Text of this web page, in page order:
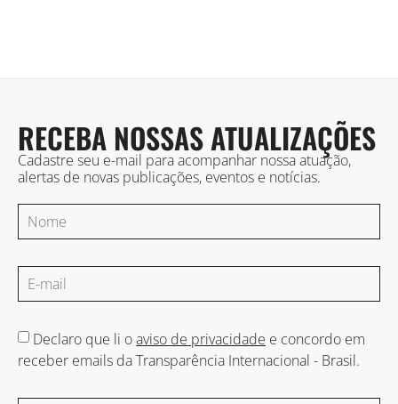
RECEBA NOSSAS ATUALIZAÇÕES
Cadastre seu e-mail para acompanhar nossa atuação,
alertas de novas publicações, eventos e notícias.
Declaro que li oaviso de privacidade e concordo em
receber emails da Transparência Internacional - Brasil.